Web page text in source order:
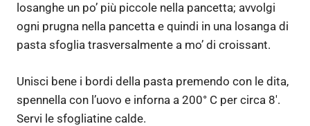
losanghe un po’ più piccole nella pancetta; avvolgi
ogni prugna nella pancetta e quindi in una losanga di
pasta sfoglia trasversalmente a mo’ di croissant.
Unisci bene i bordi della pasta premendo con le dita,
spennella con l’uovo e inforna a 200° C per circa 8′.
Servi le sfogliatine calde.